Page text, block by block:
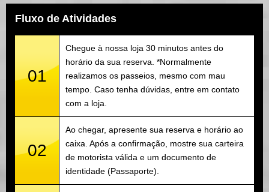
Fluxo de Atividades
01
Chegue à nossa loja 30 minutos antes do
horário da sua reserva. *Normalmente
realizamos os passeios, mesmo com mau
tempo. Caso tenha dúvidas, entre em contato
com a loja.
02
Ao chegar, apresente sua reserva e horário ao
caixa. Após a confirmação, mostre sua carteira
de motorista válida e um documento de
identidade (Passaporte).